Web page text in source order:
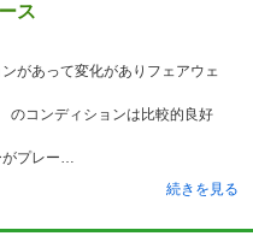
ス
があって変化がありフェアウェ
のコンディションは比較的良好
プレー
続きを見る